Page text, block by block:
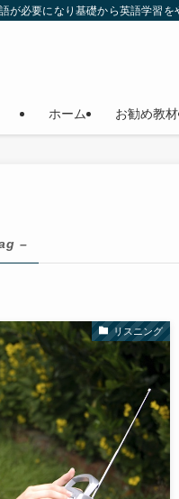
が必要になり基礎から英語学習
ホーム お勧め教材
–
リスニング